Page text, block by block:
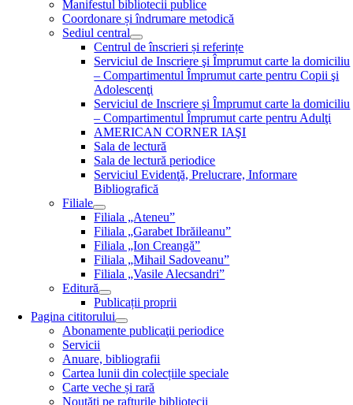
Manifestul bibliotecii publice
Coordonare și îndrumare metodică
Sediul central
Centrul de înscrieri și referințe
Serviciul de Inscriere şi Împrumut carte la domiciliu
– Compartimentul Împrumut carte pentru Copii şi
Adolescenţi
Serviciul de Inscriere şi Împrumut carte la domiciliu
– Compartimentul Împrumut carte pentru Adulţi
AMERICAN CORNER IAŞI
Sala de lectură
Sala de lectură periodice
Serviciul Evidenţă, Prelucrare, Informare
Bibliografică
Filiale
Filiala „Ateneu”
Filiala „Garabet Ibrăileanu”
Filiala „Ion Creangă”
Filiala „Mihail Sadoveanu”
Filiala „Vasile Alecsandri”
Editură
Publicații proprii
Pagina cititorului
Abonamente publicaţii periodice
Servicii
Anuare, bibliografii
Cartea lunii din colecțiile speciale
Carte veche și rară
Noutăţi pe rafturile bibliotecii